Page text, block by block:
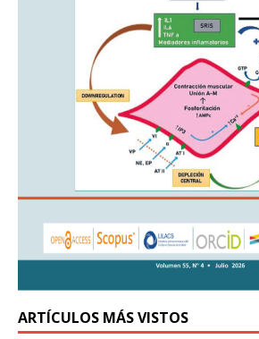
ARTÍCULOS MÁS VISTOS